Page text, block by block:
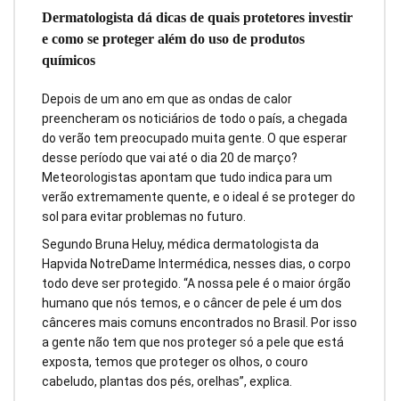
Dermatologista dá dicas de quais protetores investir
e como se proteger além do uso de produtos
químicos
Depois de um ano em que as ondas de calor
preencheram os noticiários de todo o país, a chegada
do verão tem preocupado muita gente. O que esperar
desse período que vai até o dia 20 de março?
Meteorologistas apontam que tudo indica para um
verão extremamente quente, e o ideal é se proteger do
sol para evitar problemas no futuro.
Segundo Bruna Heluy, médica dermatologista da
Hapvida NotreDame Intermédica, nesses dias, o corpo
todo deve ser protegido. “A nossa pele é o maior órgão
humano que nós temos, e o câncer de pele é um dos
cânceres mais comuns encontrados no Brasil. Por isso
a gente não tem que nos proteger só a pele que está
exposta, temos que proteger os olhos, o couro
cabeludo, plantas dos pés, orelhas”, explica.